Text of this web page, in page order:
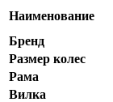
Наименование
Бренд
Размер колеc
Рама
Вилка